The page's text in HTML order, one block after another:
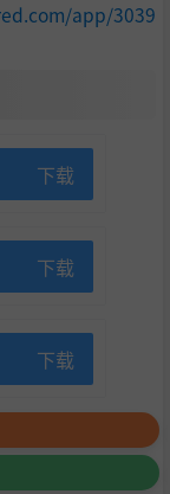
app/3039
下载
下载
下载